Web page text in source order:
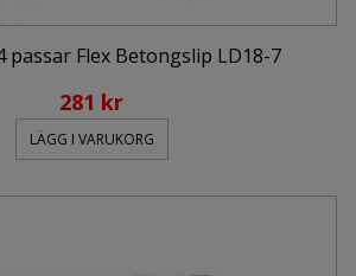
passar Flex Betongslip LD18-7
281 kr
LÄGG I VARUKORG